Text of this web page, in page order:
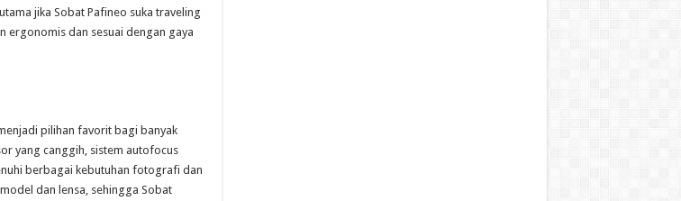
jika Sobat Pafineo suka traveling
ergonomis dan sesuai dengan gaya
pilihan favorit bagi banyak
yang canggih, sistem autofocus
berbagai kebutuhan fotografi dan
dan lensa, sehingga Sobat